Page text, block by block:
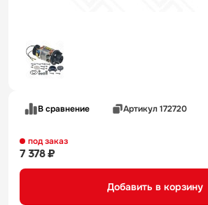
В сравнение Артикул 172720
под заказ
7 378 ₽
Добавить в корзину